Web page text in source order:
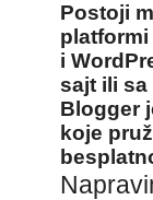
Postoji
i
sajt ili sa
Blogger
koje